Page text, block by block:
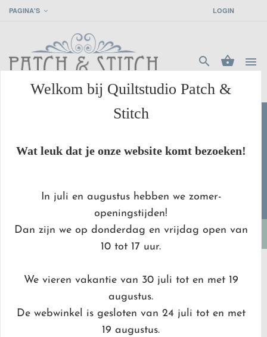
PAGINA'S LOGIN



METZORGVERPAKT
check WE SNIJDEN VANAF 10 CM
https BETAAL
FOURNITUREN / VINGERHOEDEN /
ROXETTE VINGERHOED
SMALL ROOD
Welkom bij Quiltstudio Patch &
Stitch
Wat leuk dat je onze website komt bezoeken!
In juli en augustus hebben we zomer-
openingstijden!
Dan zijn we op donderdag en vrijdag open van
10 tot 17 uur.
We vieren vakantie van 30 juli tot en met 19
augustus.
De webwinkel is gesloten van 24 juli tot en met
19 augustus.